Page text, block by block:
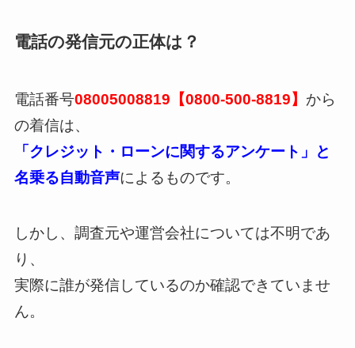
電話の発信元の正体は？
電話番号08005008819【0800-500-8819】 から
の着信は、
「クレジット・ローンに関するアンケート」と
名乗る自動音声によるものです。
しかし、調査元や運営会社については不明であ
り、
実際に誰が発信しているのか確認できていませ
ん。